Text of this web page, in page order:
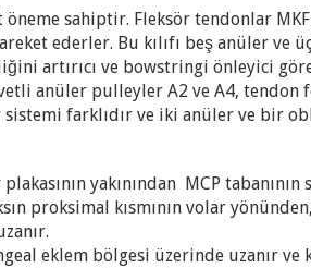
sahiptir. Fleksör tendonlar
ederler. Bu kılıfı beş anüler ve
artırıcı ve bowstringi önleyici
anüler pulleyler A2 ve A4,
farklıdır ve iki anüler ve bir
yakınından MCP tabanının
proksimal kısmının volar
eklem bölgesi üzerinde uzanır ve